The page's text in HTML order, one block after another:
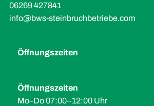
06269 427841
info@bws-steinbruchbetriebe.com
Öffnungszeiten
Öffnungszeiten
Mo–Do 07:00–12:00 Uhr